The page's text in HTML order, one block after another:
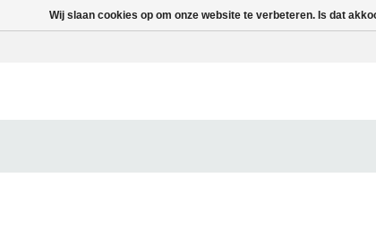
Wij slaan cookies op om onze website te verbeteren. Is dat